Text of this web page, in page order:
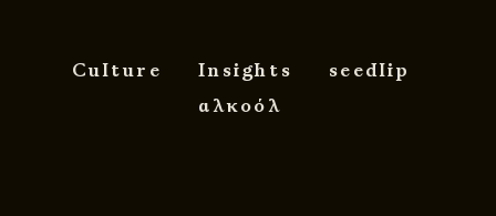
Culture Insights
seedlip
αλκοόλ